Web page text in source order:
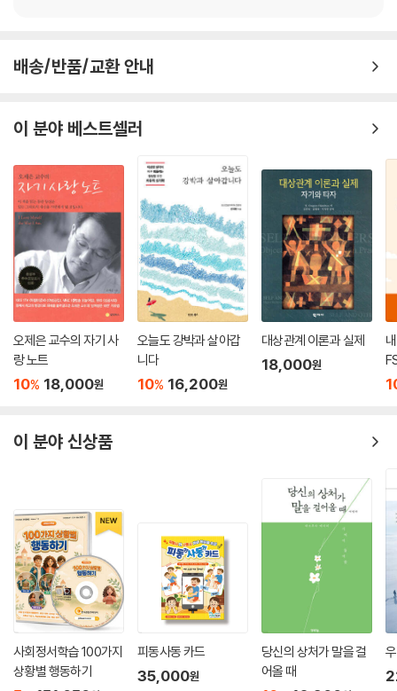
모두 함께: 집단 치료
시작: 변증법과의 우연한 만남
치료에서 다루어지는 주요 변증법적 딜레마들 살펴보기
양육의 변증법 딜레마: 중용 지키기
상담사의 변증법 개입 이해하기
제16장 환경 구조화
서로 다른 두 환경 구조화하기
기본 틀 구축하기
다른 맥락에 구조 배치하기
제17장 상담자 자문팀
제18장 경험 따라가 보기
다이어리 카드 쓰기
행동 분석
제19장 동기 부여하기 및 유지하기
치료 동기 지니기
동기 높이기
동기 유지하기
배송/반품/교환 안내
이 분야 베스트셀러
오제은 교수의 자기 사
랑 노트
10% 18,000원
오늘도 강박과 살아갑
니다
10% 16,200원
대상관계 이론과 실제
18,000원
이 분야 신상품
사회정서학습 100가지
상황별 행동하기
피동사동 카드
35,000원
당신의 상처가 말을 걸
어올 때